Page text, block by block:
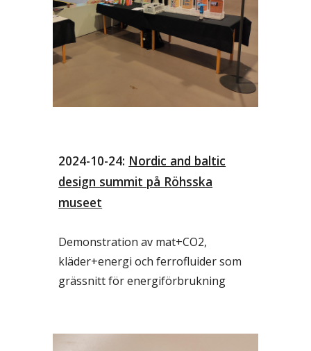
2024-10-24: Nordic and baltic
design summit på Röhsska
museet
Demonstration av mat+CO2,
kläder+energi och ferrofluider som
grässnitt för energiförbrukning